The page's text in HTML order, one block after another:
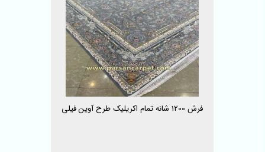
فرش 1200 شانه تمام اکریلیک طرح آوین فیلی